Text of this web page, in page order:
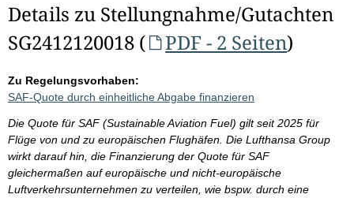
Details zu Stellungnahme/Gutachten
SG2412120018 (
PDF - 2 Seiten)
Zu Regelungsvorhaben:
SAF-Quote durch einheitliche Abgabe finanzieren
Die Quote für SAF (Sustainable Aviation Fuel) gilt seit 2025 für
Flüge von und zu europäischen Flughäfen. Die Lufthansa Group
wirkt darauf hin, die Finanzierung der Quote für SAF
gleichermaßen auf europäische und nicht-europäische
Luftverkehrsunternehmen zu verteilen, wie bspw. durch eine